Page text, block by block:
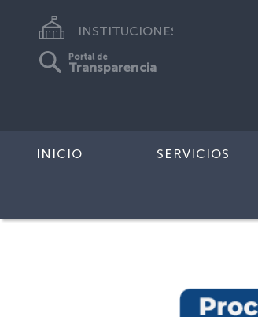
INSTITUCIONES
Portal de
Transparencia
INICIO SERVICIOS